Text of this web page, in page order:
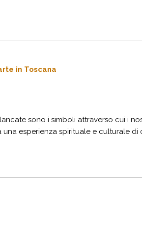
in Toscana
sono i simboli attraverso cui i
una esperienza spirituale e culturale